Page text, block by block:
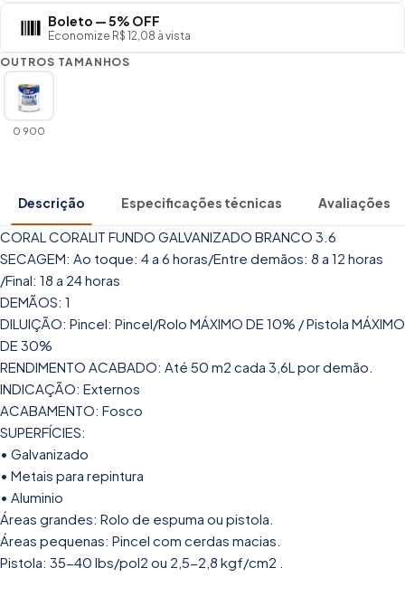
Boleto — 5% OFF
Economize R$ 12,08 à vista
OUTROS TAMANHOS
0 900
Descrição Especificações técnicas Avaliações
CORAL CORALIT FUNDO GALVANIZADO BRANCO 3.6
SECAGEM: Ao toque: 4 a 6 horas/Entre demãos: 8 a 12 horas
/Final: 18 a 24 horas
DEMÃOS: 1
DILUIÇÃO: Pincel: Pincel/Rolo MÁXIMO DE 10% / Pistola MÁXIMO
DE 30%
RENDIMENTO ACABADO: Até 50 m2 cada 3,6L por demão.
INDICAÇÃO: Externos
ACABAMENTO: Fosco
SUPERFÍCIES:
• Galvanizado
• Metais para repintura
• Aluminio
Áreas grandes: Rolo de espuma ou pistola.
Áreas pequenas: Pincel com cerdas macias.
Pistola: 35-40 lbs/pol2 ou 2,5-2,8 kgf/cm2 .